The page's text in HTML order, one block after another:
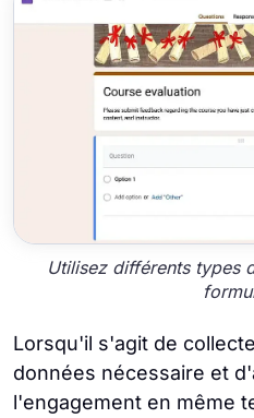
Utilisez différents types
Lorsqu'il s'agit de
données nécessaire et
l'engagement en même